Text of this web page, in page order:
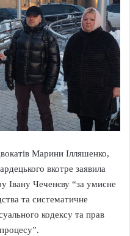
Марини Ілляшенко,
вкотре заявила
Івану Чеченєву “за умисне
та систематичне
кодексу та прав